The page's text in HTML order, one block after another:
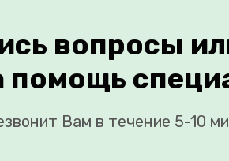
вопросы
помощь
Вам в течение 5-10